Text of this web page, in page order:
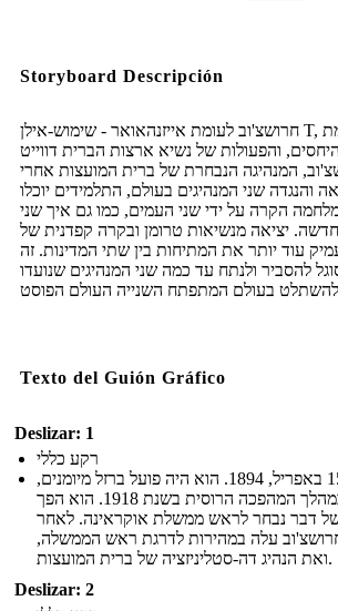
Storyboard Descripción
חרושצ'וב לעומת אייזנהאואר - שימוש-אילן T, יש סטודנטים להשוות לעומת
והפעולות של נשיא ארצות הברית דווייט
המנהיגה הנבחרת של ברית המועצות אחרי
והנגדה שני המנהיגים בעולם, התלמידים יוכלו
הקרה על ידי שני העמים, כמו גם איך שני
יציאה מנשיאות טרומן ובקרה קפדנית של
עוד יותר את המתיחות בין שתי המדינות. זה
להסביר ולנתח עד כמה שני המנהיגים שנועדו
Texto del Guión Gráfico
Deslizar: 1
רקע כללי
ניקיטה חרושצ'וב נולד ב -15 באפריל, 1894. הוא היה פועל ברזל מיומנים,
והצטרף לשורות הבולשביקים במהלך המהפכה הרוסית בשנת 1918. הוא הפך
של דבר נבחר לראש ממשלת אוקראינה. לאחר
של סטאלין בשנת 1953, חרושצ'וב עלה במהירות לדרגת ראש הממשלה,
ואת הנהיג דה-סטליניזציה של ברית המועצות.
Deslizar: 2